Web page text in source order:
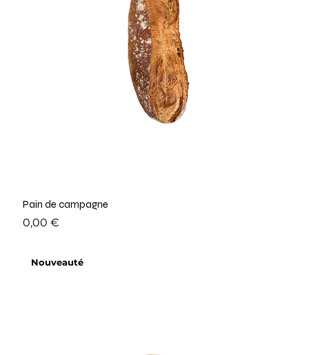
Pain de campagne
Prix
0,00 €
Nouveauté